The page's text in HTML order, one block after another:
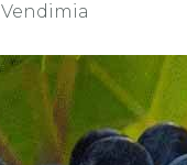
Vendimia